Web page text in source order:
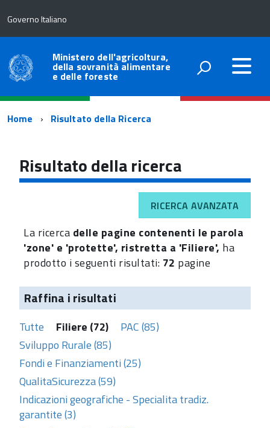
Governo Italiano
Ministero dell'agricoltura,
della sovranità alimentare
e delle foreste
Percorso
navigazione
Home Risultato della Ricerca
Risultato della ricerca
RICERCA AVANZATA
La ricerca delle pagine contenenti le parola
'zone' e 'protette', ristretta a 'Filiere', ha
prodotto i seguenti risultati: 72 pagine
Raffina i risultati
Tutte Filiere (72)
PAC (85)
Sviluppo Rurale (85)
Fondi e Finanziamenti (25)
QualitaSicurezza (59)
Indicazioni geografiche - Specialita tradiz.
garantite (3)